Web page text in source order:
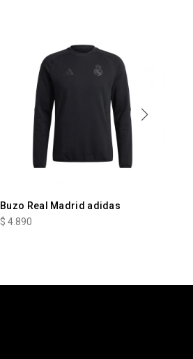
Buzo Real Madrid adidas
$ 4.890